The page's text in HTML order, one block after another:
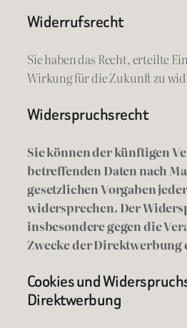
Widerrufsrecht
Sie haben das Recht, erteilte
Wirkung für die Zukunft zu
Widerspruchsrecht
Sie können der künftigen
betreffenden Daten nach
gesetzlichen Vorgaben
widersprechen. Der
insbesondere gegen die
Zwecke der Direktwerbung
Cookies und
Direktwerbung